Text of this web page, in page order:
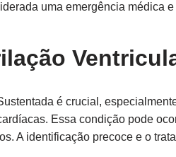
uma emergência médica
é crucial,
Essa condição pode
A identificação precoce e o